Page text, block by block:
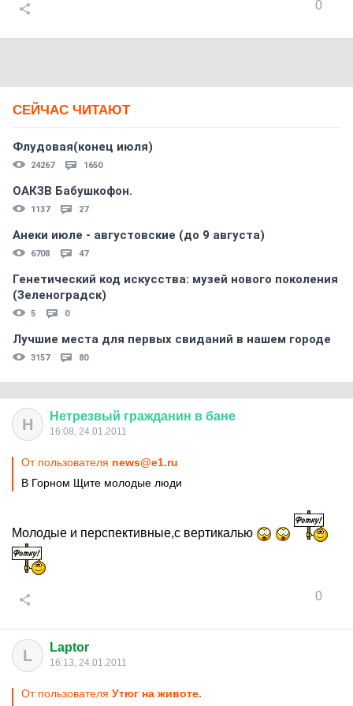
0
СЕЙЧАС ЧИТАЮТ
Флудовая(конец июля)
24267 1650
ОАКЗВ Бабушкофон.
1137 27
Анеки июле - августовские (до 9 августа)
6708 47
Генетический код искусства: музей нового поколения
(Зеленоградск)
5 0
Лучшие места для первых свиданий в нашем городе
3157 80
Н Нетрезвый гражданин в бане
16:08, 24.01.2011
От пользователя news@e1.ru
В Горном Щите молодые люди
Молодые и перспективные,с вертикалью
0
L Laptor
16:13, 24.01.2011
От пользователя Утюг на животе.